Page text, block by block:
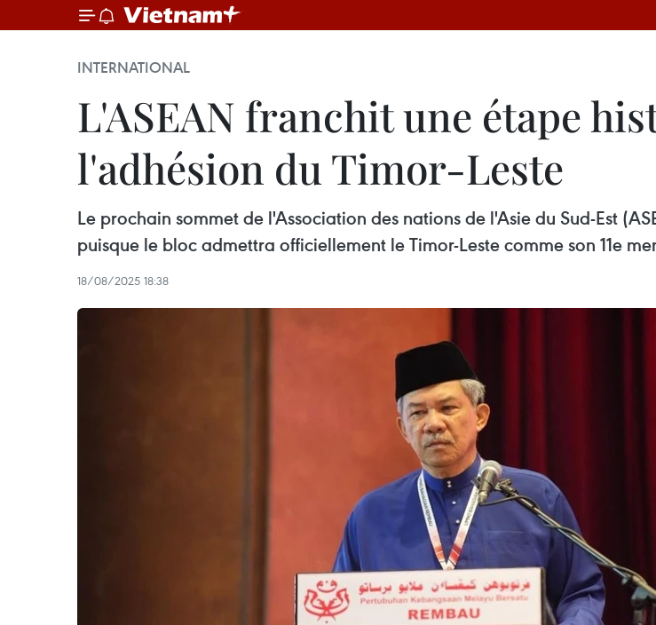
INTERNATIONAL
L'ASEAN franchit une étape
l'adhésion du Timor-Leste
Le prochain sommet de l'Association des nations de l'Asie du Sud-Est
puisque le bloc admettra officiellement le Timor-Leste comme son 11e
18/08/2025 18:38